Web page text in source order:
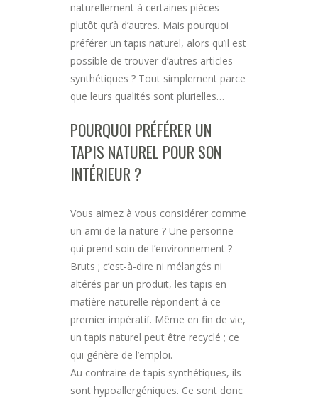
naturellement à certaines pièces
plutôt qu’à d’autres. Mais pourquoi
préférer un tapis naturel, alors qu’il est
possible de trouver d’autres articles
synthétiques ? Tout simplement parce
que leurs qualités sont plurielles…
POURQUOI PRÉFÉRER UN
TAPIS NATUREL POUR SON
INTÉRIEUR ?
Vous aimez à vous considérer comme
un ami de la nature ? Une personne
qui prend soin de l’environnement ?
Bruts ; c’est-à-dire ni mélangés ni
altérés par un produit, les tapis en
matière naturelle répondent à ce
premier impératif. Même en fin de vie,
un tapis naturel peut être recyclé ; ce
qui génère de l’emploi.
Au contraire de tapis synthétiques, ils
sont hypoallergéniques. Ce sont donc